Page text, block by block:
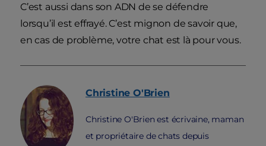
C’est aussi dans son ADN de se défendre
lorsqu’il est effrayé. C’est mignon de savoir que,
en cas de problème, votre chat est là pour vous.
Christine O'Brien
Christine O'Brien est écrivaine, maman
et propriétaire de chats depuis